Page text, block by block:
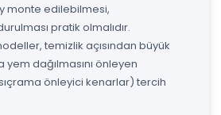
monte edilebilmesi,
pratik olmalıdır.
temizlik açısından büyük
dağılmasını önleyen
önleyici kenarlar) tercih